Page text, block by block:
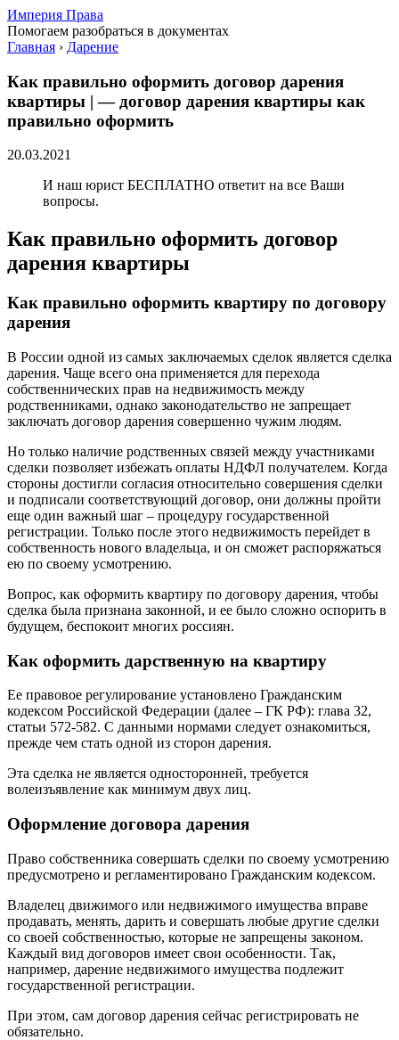
Империя Права
Помогаем разобраться в документах
Главная › Дарение
Как правильно оформить договор дарения
квартиры | — договор дарения квартиры как
правильно оформить
20.03.2021
И наш юрист БЕСПЛАТНО ответит на все Ваши
вопросы.
Как правильно оформить договор
дарения квартиры
Как правильно оформить квартиру по договору
дарения
В России одной из самых заключаемых сделок является сделка
дарения. Чаще всего она применяется для перехода
собственнических прав на недвижимость между
родственниками, однако законодательство не запрещает
заключать договор дарения совершенно чужим людям.
Но только наличие родственных связей между участниками
сделки позволяет избежать оплаты НДФЛ получателем. Когда
стороны достигли согласия относительно совершения сделки
и подписали соответствующий договор, они должны пройти
еще один важный шаг – процедуру государственной
регистрации. Только после этого недвижимость перейдет в
собственность нового владельца, и он сможет распоряжаться
ею по своему усмотрению.
Вопрос, как оформить квартиру по договору дарения, чтобы
сделка была признана законной, и ее было сложно оспорить в
будущем, беспокоит многих россиян.
Как оформить дарственную на квартиру
Ее правовое регулирование установлено Гражданским
кодексом Российской Федерации (далее – ГК РФ): глава 32,
статьи 572-582. С данными нормами следует ознакомиться,
прежде чем стать одной из сторон дарения.
Эта сделка не является односторонней, требуется
волеизъявление как минимум двух лиц.
Оформление договора дарения
Право собственника совершать сделки по своему усмотрению
предусмотрено и регламентировано Гражданским кодексом.
Владелец движимого или недвижимого имущества вправе
продавать, менять, дарить и совершать любые другие сделки
со своей собственностью, которые не запрещены законом.
Каждый вид договоров имеет свои особенности. Так,
например, дарение недвижимого имущества подлежит
государственной регистрации.
При этом, сам договор дарения сейчас регистрировать не
обязательно.